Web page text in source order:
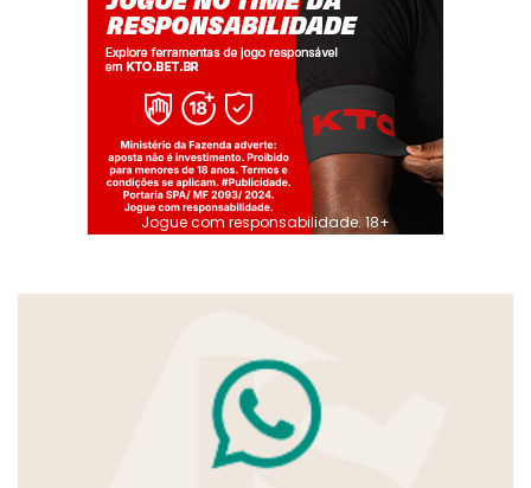
Jogue com responsabilidade. 18+